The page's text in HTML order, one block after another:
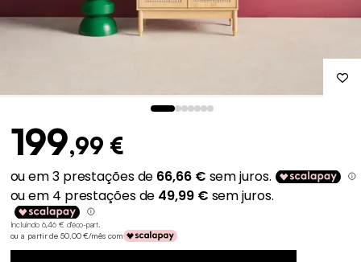
199,99 €
Incluindo 6,46 € d'éco-part.
ou a partir de 50,00 €/mês com